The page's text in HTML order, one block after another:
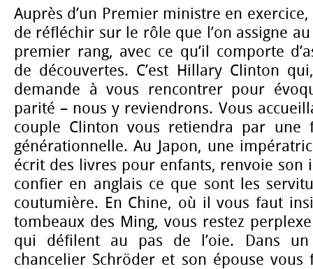
Auprès d’un Premier ministre en exercice,
de réfléchir sur le rôle que l’on assigne
premier rang, avec ce qu’il comporte
de découvertes. C’est Hillary Clinton
demande à vous rencontrer pour
parité – nous y reviendrons. Vous
couple Clinton vous retiendra par une
générationnelle. Au Japon, une
écrit des livres pour enfants, renvoie son
confier en anglais ce que sont les
coutumière. En Chine, où il vous faut
tombeaux des Ming, vous restez
qui défilent au pas de l’oie. Dans
chancelier Schröder et son épouse vous